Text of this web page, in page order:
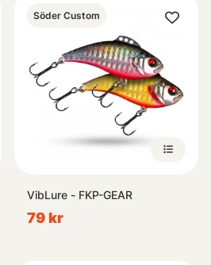
Söder Custom
VibLure - FKP-GEAR
79 kr